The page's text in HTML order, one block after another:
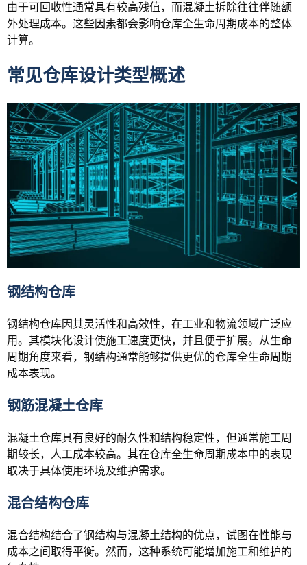
由于可回收性通常具有较高残值，而混凝土拆除往往伴随额
外处理成本。这些因素都会影响仓库全生命周期成本的整体
计算。
常见仓库设计类型概述
钢结构仓库
钢结构仓库因其灵活性和高效性，在工业和物流领域广泛应
用。其模块化设计使施工速度更快，并且便于扩展。从生命
周期角度来看，钢结构通常能够提供更优的仓库全生命周期
成本表现。
钢筋混凝土仓库
混凝土仓库具有良好的耐久性和结构稳定性，但通常施工周
期较长，人工成本较高。其在仓库全生命周期成本中的表现
取决于具体使用环境及维护需求。
混合结构仓库
混合结构结合了钢结构与混凝土结构的优点，试图在性能与
成本之间取得平衡。然而，这种系统可能增加施工和维护的